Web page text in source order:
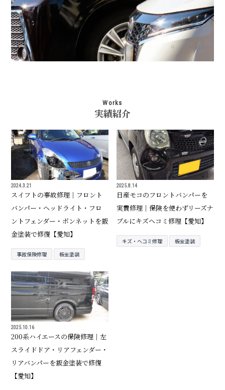
Works
実績紹介
2024.3.21
スイフトの事故修理｜フロント
バンパー・ヘッドライト・フロ
ントフェンダー・ボンネットを鈑
金塗装で修復【愛知】
事故保険修理 板金塗装
2025.8.14
日産モコのフロントバンパーを
実費修理｜保険を使わずリーズナ
ブルにキズヘコミ修理【愛知】
キズ・ヘコミ修理 板金塗装
2025.10.16
200系ハイエースの保険修理｜左
スライドドア・リアフェンダー・
リアバンパーを鈑金塗装で修復
【愛知】